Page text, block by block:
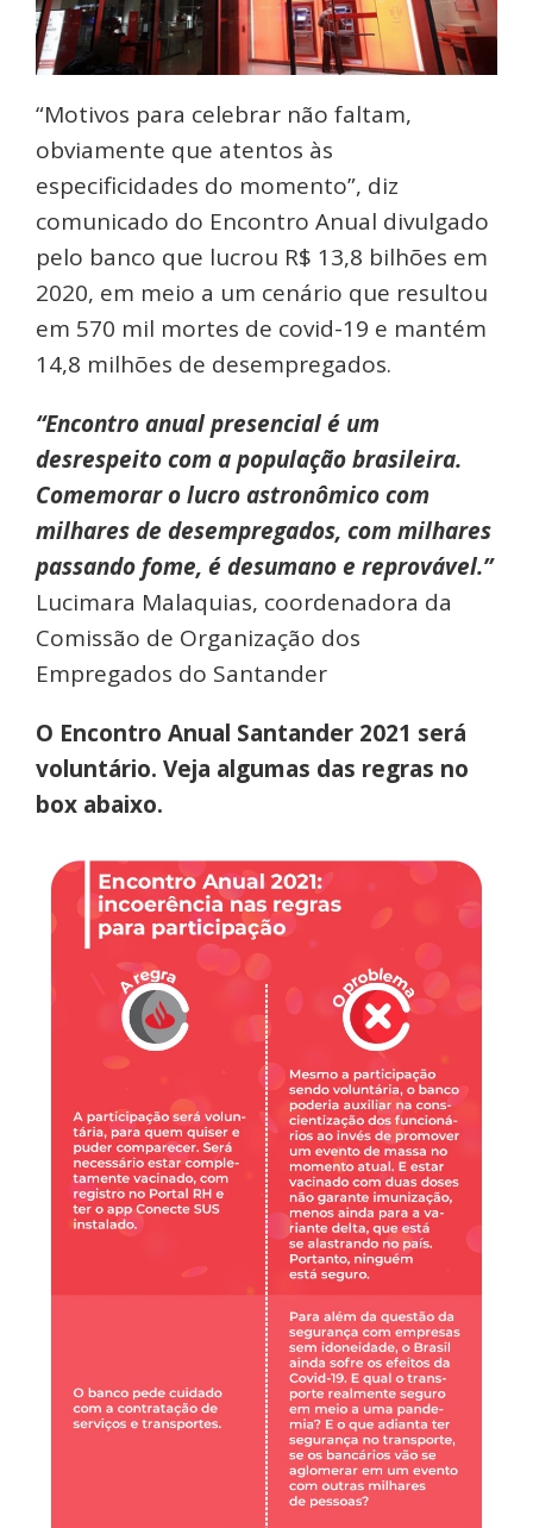
“Motivos para celebrar não faltam,
obviamente que atentos às
especificidades do momento”, diz
comunicado do Encontro Anual divulgado
pelo banco que lucrou R$ 13,8 bilhões em
2020, em meio a um cenário que resultou
em 570 mil mortes de covid-19 e mantém
14,8 milhões de desempregados.
“Encontro anual presencial é um
desrespeito com a população brasileira.
Comemorar o lucro astronômico com
milhares de desempregados, com milhares
passando fome, é desumano e reprovável.”
Lucimara Malaquias, coordenadora da
Comissão de Organização dos
Empregados do Santander
O Encontro Anual Santander 2021 será
voluntário. Veja algumas das regras no
box abaixo.